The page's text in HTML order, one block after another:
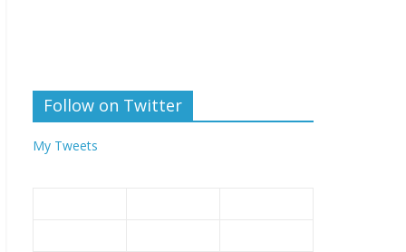
Follow on Twitter
My Tweets